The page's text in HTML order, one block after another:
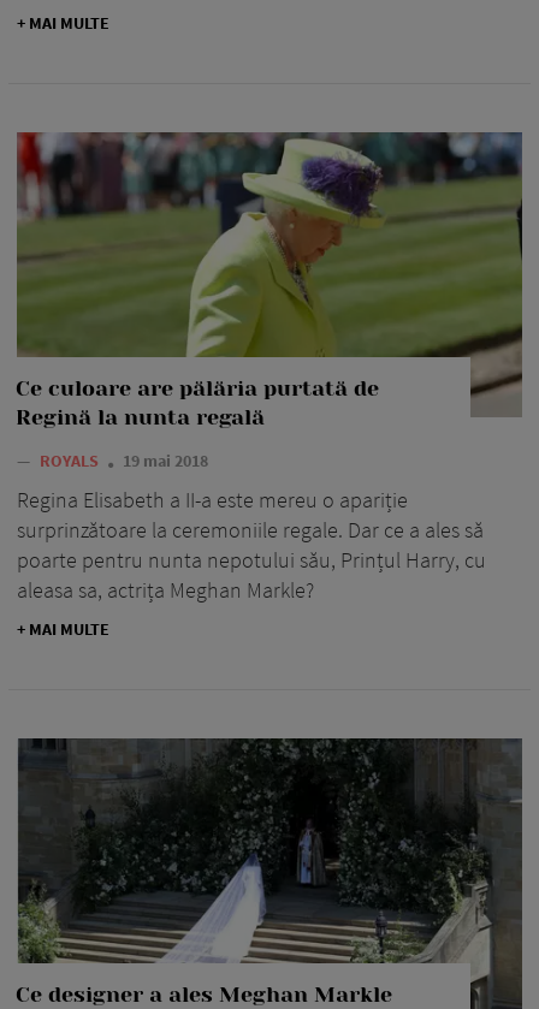
+ MAI MULTE
Ce culoare are pălăria purtată de
Regină la nunta regală
— ROYALS 19 mai 2018
Regina Elisabeth a II-a este mereu o apariție
surprinzătoare la ceremoniile regale. Dar ce a ales să
poarte pentru nunta nepotului său, Prințul Harry, cu
aleasa sa, actrița Meghan Markle?
+ MAI MULTE
Ce designer a ales Meghan Markle